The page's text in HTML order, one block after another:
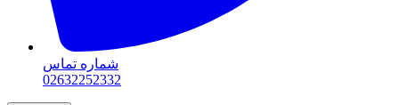
شماره تماس
02632252332